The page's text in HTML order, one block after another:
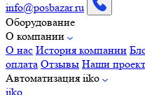
info@posbazar.ru
Оборудование
О компании
О нас История компании
оплата Отзывы Наши
Автоматизация iiko
iiko